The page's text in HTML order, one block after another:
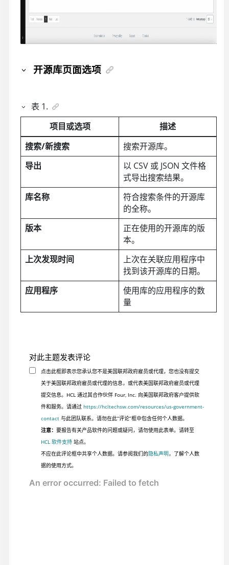
开源库页面选项
表 1.
项目或选项
描述
搜索/新搜索
搜索开源库。
导出
以 CSV 或 JSON 文件格
式导出搜索结果。
库名称
符合搜索条件的开源库
的全称。
版本
正在使用的开源库的版
本。
上次发现时间
上次在关联应用程序中
找到该开源库的日期。
应用程序
使用库的应用程序的数
量
对此主题发表评论
点击此框即表示您承认您不是美国联邦政府雇员或代理，您也没有提交
关于美国联邦政府雇员或代理的信息，或代表美国联邦政府雇员或代理
提交信息。HCL 通过其合作伙伴 Four, Inc. 向美国联邦政府客户提供软
件和服务。请通过 https://hcltechsw.com/resources/us-government-
contact与此团队联系。请勿在此“评论”框中包含任何个人数据。
注意： 要报告有关产品软件的问题或疑问，请勿使用此表单。请转至
HCL 软件支持站点。
不应在此评论框中共享个人数据。请参阅我们的隐私声明，了解个人数
据的使用方式。